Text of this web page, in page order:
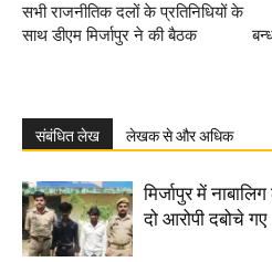
सभी राजनीतिक दलों के प्रतिनिधियों के
साथ डीएम मिर्जापुर ने की बैठक
संबंधित लेख लेखक से और अधिक
मिर्जापुर में
दो आरोपी दबोचे गए